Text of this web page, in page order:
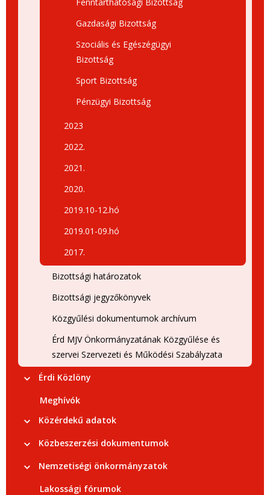
Gazdasági Bizottság
Szociális és Egészégügyi
Bizottság
Sport Bizottság
Pénzügyi Bizottság
2023
2022.
2021.
2020.
2019.10-12.hó
2019.01-09.hó
2017.
Bizottsági határozatok
Bizottsági jegyzőkönyvek
Közgyűlési dokumentumok archívum
Érd MJV Önkormányzatának Közgyűlése és
szervei Szervezeti és Működési Szabályzata
Érdi Közlöny
Meghívók
Közérdekű adatok
Közbeszerzési dokumentumok
Nemzetiségi önkormányzatok
Lakossági fórumok